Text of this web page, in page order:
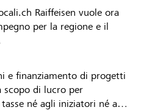
Raiffeisen vuole ora
per la regione e il
e finanziamento di progetti
di lucro per
né agli iniziatori né ai